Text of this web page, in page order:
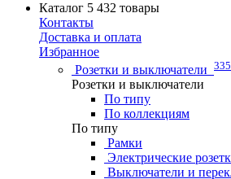
Каталог 5 432 товары
Контакты
Доставка и оплата
Избранное
Розетки и выключатели
Розетки и выключатели
По типу
По коллекциям
По типу
Рамки
Электрические
Выключатели и